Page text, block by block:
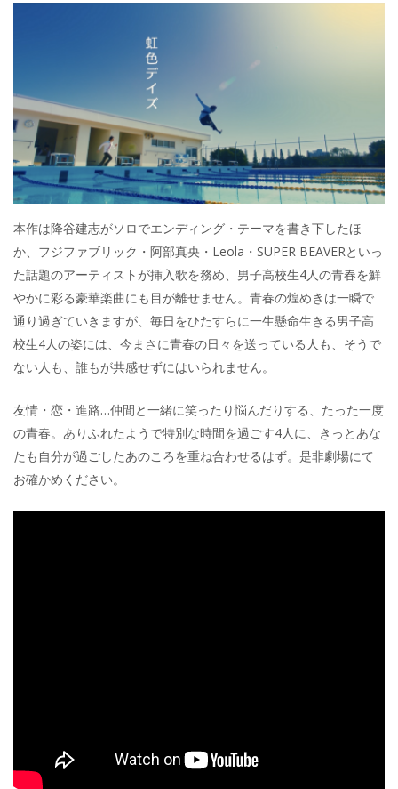
本作は降谷建志がソロでエンディング・テーマを書き下したほ
か、フジファブリック・阿部真央・Leola・SUPER BEAVERといっ
た話題のアーティストが挿入歌を務め、男子高校生4人の青春を鮮
やかに彩る豪華楽曲にも目が離せません。青春の煌めきは一瞬で
通り過ぎていきますが、毎日をひたすらに一生懸命生きる男子高
校生4人の姿には、今まさに青春の日々を送っている人も、そうで
ない人も、誰もが共感せずにはいられません。
友情・恋・進路…仲間と一緒に笑ったり悩んだりする、たった一度
の青春。ありふれたようで特別な時間を過ごす4人に、きっとあな
たも自分が過ごしたあのころを重ね合わせるはず。是非劇場にて
お確かめください。